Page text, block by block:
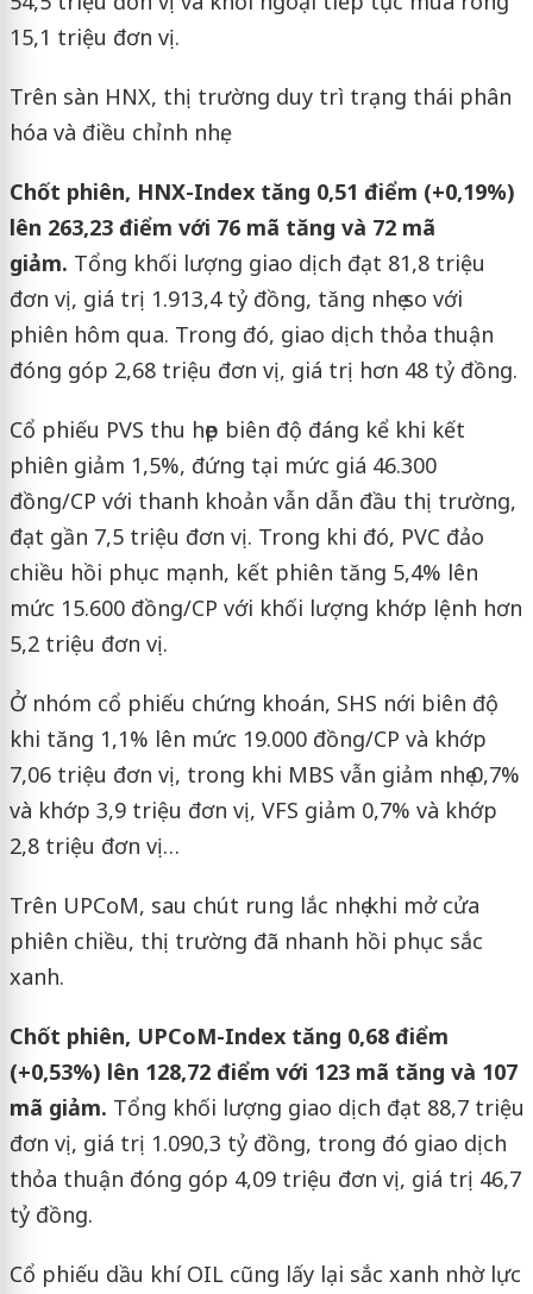
15,1 triệu đơn vị.
Trên sàn HNX, thị trường duy trì trạng thái phân
hóa và điều chỉnh nhẹ.
Chốt phiên, HNX-Index tăng 0,51 điểm (+0,19%)
lên 263,23 điểm với 76 mã tăng và 72 mã
giảm. Tổng khối lượng giao dịch đạt 81,8 triệu
đơn vị, giá trị 1.913,4 tỷ đồng, tăng nhẹ so với
phiên hôm qua. Trong đó, giao dịch thỏa thuận
đóng góp 2,68 triệu đơn vị, giá trị hơn 48 tỷ đồng.
Cổ phiếu PVS thu hẹp biên độ đáng kể khi kết
phiên giảm 1,5%, đứng tại mức giá 46.300
đồng/CP với thanh khoản vẫn dẫn đầu thị trường,
đạt gần 7,5 triệu đơn vị. Trong khi đó, PVC đảo
chiều hồi phục mạnh, kết phiên tăng 5,4% lên
mức 15.600 đồng/CP với khối lượng khớp lệnh hơn
5,2 triệu đơn vị.
Ở nhóm cổ phiếu chứng khoán, SHS nới biên độ
khi tăng 1,1% lên mức 19.000 đồng/CP và khớp
7,06 triệu đơn vị, trong khi MBS vẫn giảm nhẹ 0,7%
và khớp 3,9 triệu đơn vị, VFS giảm 0,7% và khớp
2,8 triệu đơn vị…
Trên UPCoM, sau chút rung lắc nhẹ khi mở cửa
phiên chiều, thị trường đã nhanh hồi phục sắc
xanh.
Chốt phiên, UPCoM-Index tăng 0,68 điểm
(+0,53%) lên 128,72 điểm với 123 mã tăng và 107
mã giảm. Tổng khối lượng giao dịch đạt 88,7 triệu
đơn vị, giá trị 1.090,3 tỷ đồng, trong đó giao dịch
thỏa thuận đóng góp 4,09 triệu đơn vị, giá trị 46,7
tỷ đồng.
Cổ phiếu dầu khí OIL cũng lấy lại sắc xanh nhờ lực